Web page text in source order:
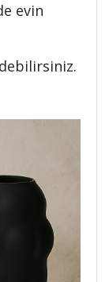
evin